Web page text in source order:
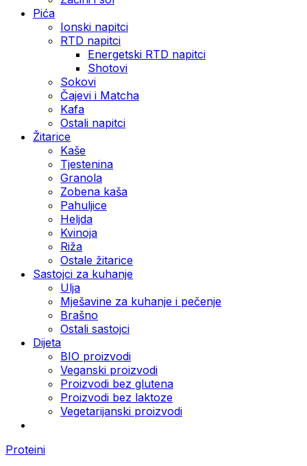
Pića
Ionski napitci
RTD napitci
Energetski RTD napitci
Shotovi
Sokovi
Čajevi i Matcha
Kafa
Ostali napitci
Žitarice
Kaše
Tjestenina
Granola
Zobena kaša
Pahuljice
Heljda
Kvinoja
Riža
Ostale žitarice
Sastojci za kuhanje
Ulja
Mješavine za kuhanje i pečenje
Brašno
Ostali sastojci
Dijeta
BIO proizvodi
Veganski proizvodi
Proizvodi bez glutena
Proizvodi bez laktoze
Vegetarijanski proizvodi
Proteini